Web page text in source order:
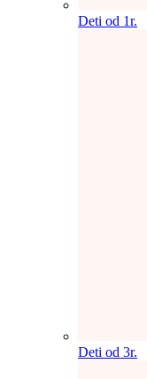
Deti od 1r.
Deti od 3r.